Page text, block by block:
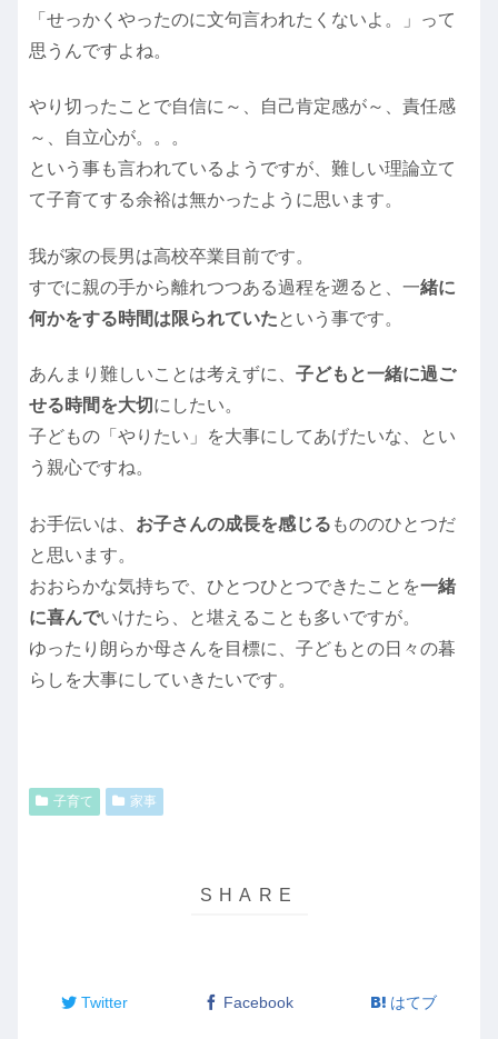
「せっかくやったのに文句言われたくないよ。」って
思うんですよね。
やり切ったことで自信に～、自己肯定感が～、責任感
～、自立心が。。。
という事も言われているようですが、難しい理論立て
て子育てする余裕は無かったように思います。
我が家の長男は高校卒業目前です。
すでに親の手から離れつつある過程を遡ると、一緒に
何かをする時間は限られていたという事です。
あんまり難しいことは考えずに、 子どもと一緒に過ご
せる時間を大切 にしたい。
子どもの「やりたい」を大事にしてあげたいな、とい
う親心ですね。
お手伝いは、 お子さんの成長を感じる もののひとつだ
と思います。
おおらかな気持ちで、ひとつひとつできたことを一緒
に喜んでいけたら、と堪えることも多いですが。
ゆったり朗らか母さんを目標に、子どもとの日々の暮
らしを大事にしていきたいです。
子育て 家事
Twitter Facebook はてブ